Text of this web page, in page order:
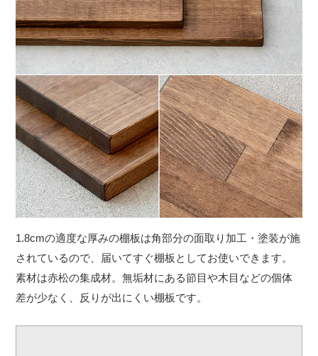
1.8cmの適度な厚みの棚板は角部分の面取り加工・塗装が施
されているので、届いてすぐ棚板としてお使いできます。
素材は赤松の集成材。無垢材にある節目や木目などの個体
差が少なく、反りが出にくい棚板です。